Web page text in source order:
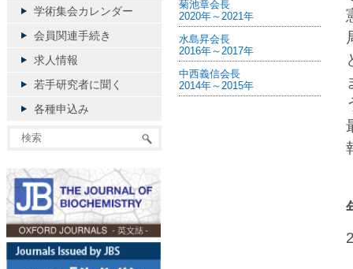
菊池章会長
2020年～2021年
水島昇会長
2016年～2017年
中西義信会長
2014年～2015年
学術集会カレンダー
会員関連手続き
求人情報
若手研究者に聞く
各種申込み